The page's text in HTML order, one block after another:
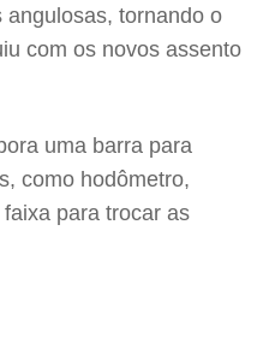
tornando o
com os novos assento
uma barra para
como hodômetro,
para trocar as